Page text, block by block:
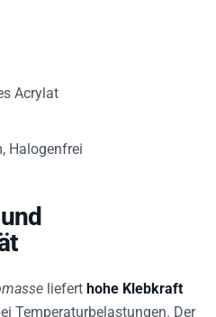
Acrylat
Halogenfrei
liefert hohe Klebkraft
Temperaturbelastungen. Der